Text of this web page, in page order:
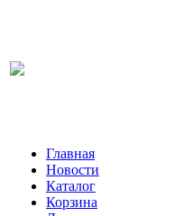
Главная
Новости
Каталог
Корзина